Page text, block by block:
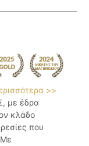
>>
με έδρα
κλάδο
που
Με